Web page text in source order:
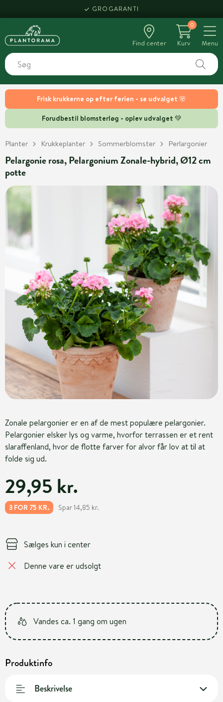
Frisk krukkerne op efter ferien - se udvalget 🌸
Forudbestil blomsterløg - oplev udvalget 💚
GROGARANTI
Find center
0
Kurv
Menu
Planter Krukkeplanter Sommerblomster Perlargonier
Pelargonie rosa, Pelargonium Zonale-hybrid, Ø12 cm
potte
Zonale pelargonier er en af de mest populære pelargonier.
Pelargonier elsker lys og varme, hvorfor terrassen er et rent
slaraffenland, hvor de flotte farver for alvor får lov at til at
folde sig ud.
29,95 kr.
3 FOR 75 KR. Spar 14,85 kr.
Sælges kun i center
Denne vare er udsolgt
Vandes ca. 1 gang om ugen
Produktinfo
Beskrivelse